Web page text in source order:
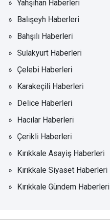
Yahşihan Haberleri
Balışeyh Haberleri
Bahşılı Haberleri
Sulakyurt Haberleri
Çelebi Haberleri
Karakeçili Haberleri
Delice Haberleri
Hacılar Haberleri
Çerikli Haberleri
Kırıkkale Asayiş Haberleri
Kırıkkale Siyaset Haberleri
Kırıkkale Gündem Haberleri